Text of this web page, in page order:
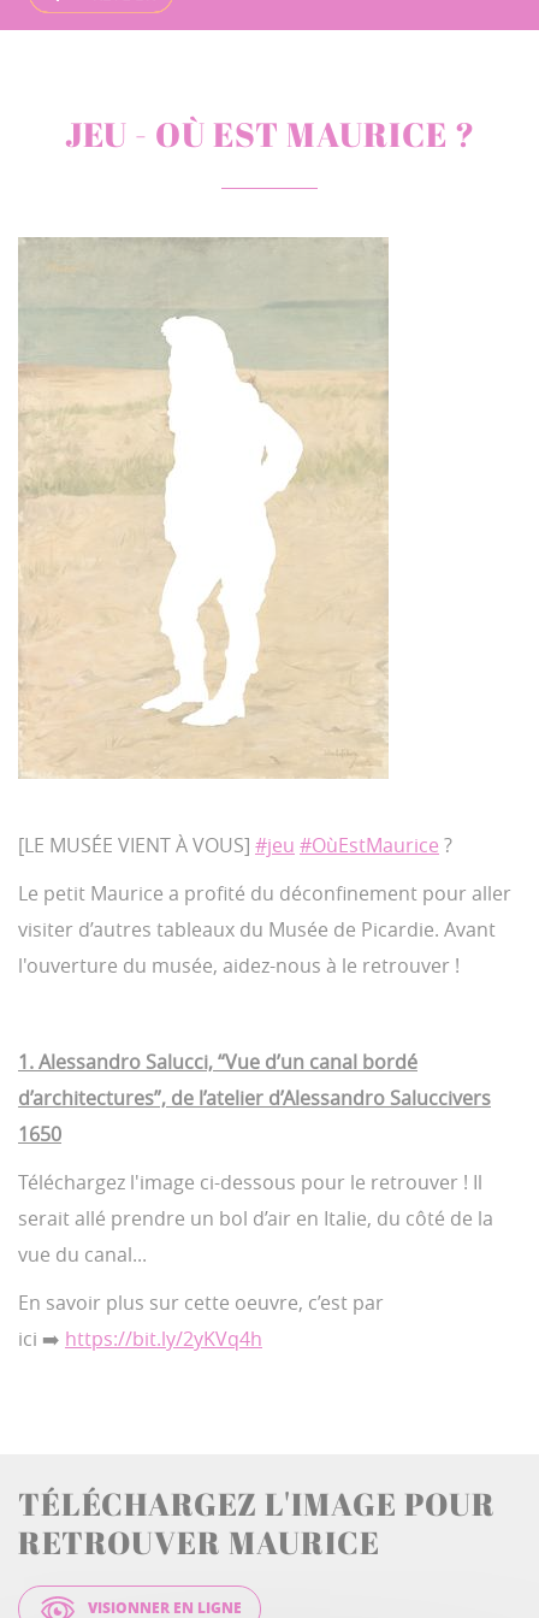
JEU - OÙ EST MAURICE ?
[LE MUSÉE VIENT À VOUS] #jeu #OùEstMaurice ?
Le petit Maurice a profité du déconfinement pour aller
visiter d’autres tableaux du Musée de Picardie. Avant
l'ouverture du musée, aidez-nous à le retrouver !
1. Alessandro Salucci, “Vue d’un canal bordé
d’architectures”, de l’atelier d’Alessandro Saluccivers
1650
Téléchargez l'image ci-dessous pour le retrouver ! Il
serait allé prendre un bol d’air en Italie, du côté de la
vue du canal...
En savoir plus sur cette oeuvre, c’est par
ici ➡️ https://bit.ly/2yKVq4h
TÉLÉCHARGEZ L'IMAGE POUR
RETROUVER MAURICE
VISIONNER EN LIGNE